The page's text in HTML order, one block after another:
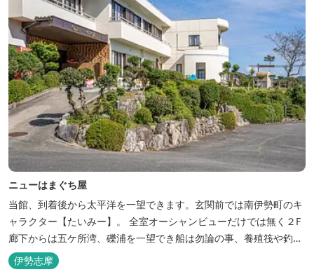
ニューはまぐち屋
当館、到着後から太平洋を一望できます。玄関前では南伊勢町のキ
ャラクター【たいみー】。 全室オーシャンビューだけでは無く２F
廊下からは五ケ所湾、礫浦を一望でき船は勿論の事、養殖筏や釣り
堀筏などみる事ができます。 当館一押しのお部屋【大島】からは太
平洋を一望。マグロの養殖筏、夜には漁師さん達の船の光がみえ対
伊勢志摩